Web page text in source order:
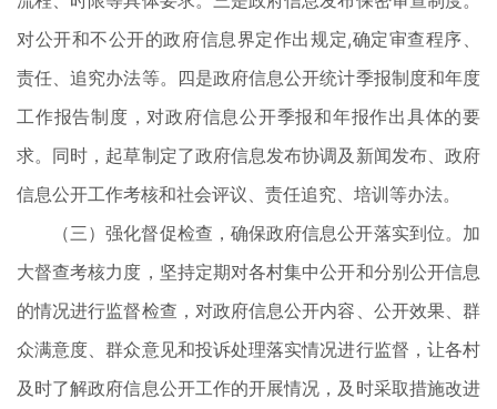
对公开和不公开的政府信息界定作出规定,确定审查程序、
责任、追究办法等。四是政府信息公开统计季报制度和年度
工作报告制度，对政府信息公开季报和年报作出具体的要
求。同时，起草制定了政府信息发布协调及新闻发布、政府
信息公开工作考核和社会评议、责任追究、培训等办法。
（三）强化督促检查，确保政府信息公开落实到位。加
大督查考核力度，坚持定期对各村集中公开和分别公开信息
的情况进行监督检查，对政府信息公开内容、公开效果、群
众满意度、群众意见和投诉处理落实情况进行监督，让各村
及时了解政府信息公开工作的开展情况，及时采取措施改进